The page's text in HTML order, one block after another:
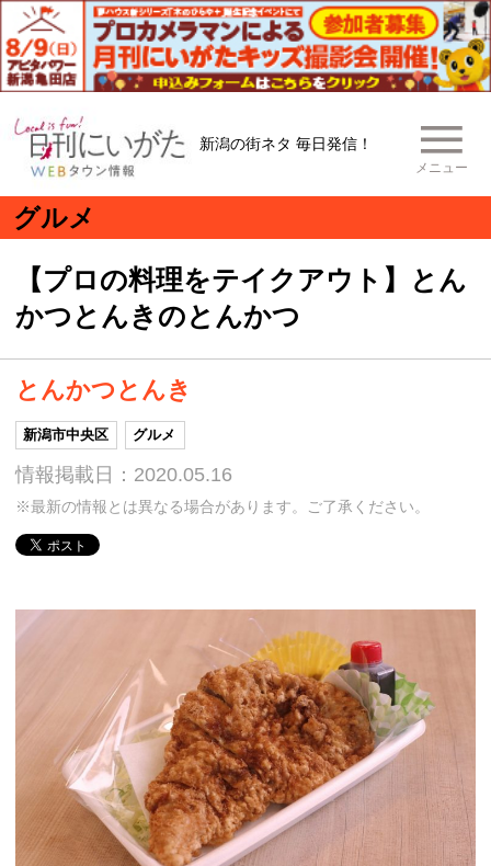
新潟の街ネタ 毎日発信！
メニュー
グルメ
【プロの料理をテイクアウト】とん
かつとんきのとんかつ
とんかつとんき
新潟市中央区 グルメ
情報掲載日：2020.05.16
※最新の情報とは異なる場合があります。ご了承ください。